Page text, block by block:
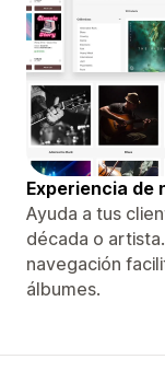
Experiencia de
Ayuda a tus
década o
navegación
álbumes.